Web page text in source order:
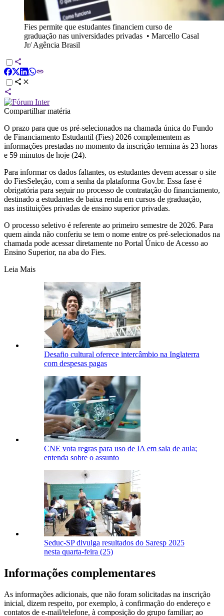
Fies permite que estudantes financiem curso de
graduação nas universidades privadas • Marcello Casal
Jr/ Agência Brasil
Compartilhar matéria
O prazo para que os pré-selecionados na chamada única do Fundo
de Financiamento Estudantil (Fies) 2026 complementem as
informações prestadas no momento da inscrição termina às 23 horas
e 59 minutos de hoje (24).
Para informar os dados faltantes, os estudantes devem acessar o site
do FiesSeleção, com a senha da plataforma Gov.br. Essa fase é
obrigatória para seguir no processo de contratação do financiamento,
destinado a estudantes de baixa renda em cursos de graduação,
nas instituições privadas de ensino superior privadas.
O processo seletivo é referente ao primeiro semestre de 2026. Para
quem ainda não conferiu se tem o nome entre os pré-selecionados na
chamada pode acessar diretamente no Portal Único de Acesso ao
Ensino Superior, na aba do Fies.
Leia Mais
Desafio cultural oferece intercâmbio na Inglaterra
com despesas pagas
CNE vota regras para uso de IA em sala de aula;
entenda sobre o assunto
Seduc-SP divulga resultados do Saresp 2025
nesta quarta-feira (25)
Informações complementares
As informações adicionais, que não foram solicitadas na inscrição
inicial, dizem respeito, por exemplo, à confirmação do endereço e
contatos de e-mail/telefone, à composição do grupo familiar; ao